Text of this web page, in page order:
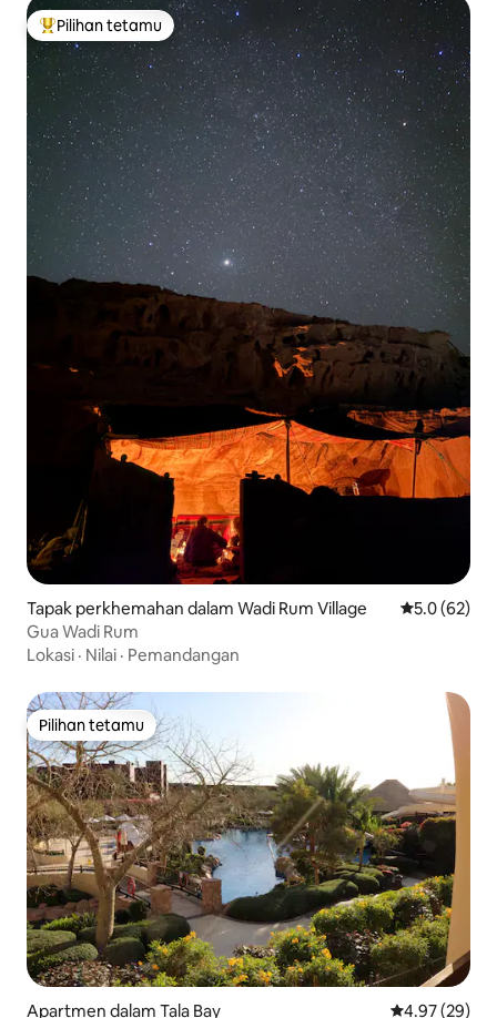
Pilihan utama tetamu
Pilihan tetamu
Tapak perkhemahan dalam Wadi Rum Village Penarafan
5.0 (62)
Gua Wadi Rum
Lokasi · Nilai · Pemandangan
Pilihan tetamu
Pilihan tetamu
Apartmen dalam Tala Bay Penarafan
4.97 (29)